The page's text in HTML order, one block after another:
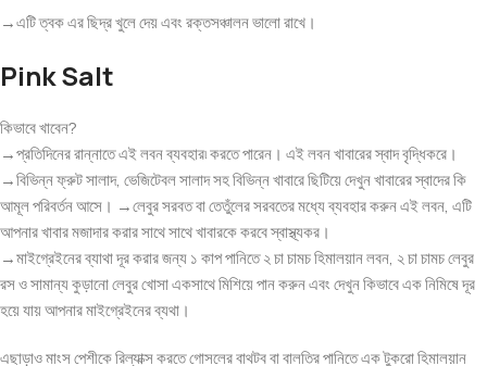
→এটি ত্বক এর ছিদ্র খুলে দেয় এবং রক্তসঞ্চালন ভালো রাখে।
Pink Salt
কিভাবে খাবেন?
→প্রতিদিনের রান্নাতে এই লবন ব্যবহার৷ করতে পারেন। এই লবন খাবারের স্বাদ বৃদ্ধিকরে।
→বিভিন্ন ফ্রুট সালাদ, ভেজিটেবল সালাদ সহ বিভিন্ন খাবারে ছিটিয়ে দেখুন খাবারের স্বাদের কি
আমূল পরিবর্তন আসে। →লেবুর সরবত বা তেতুঁলের সরবতের মধ্যে ব্যবহার করুন এই লবন, এটি
আপনার খাবার মজাদার করার সাথে সাথে খাবারকে করবে স্বাস্থ্যকর।
→মাইগ্রেইনের ব্যাথা দূর করার জন্য ১ কাপ পানিতে ২ চা চামচ হিমালয়ান লবন, ২ চা চামচ লেবুর
রস ও সামান্য কুড়ানো লেবুর খোসা একসাথে মিশিয়ে পান করুন এবং দেখুন কিভাবে এক নিমিষে দূর
হয়ে যায় আপনার মাইগ্রেইনের ব্যথা।
এছাড়াও মাংস পেশীকে রিল্যাক্স করতে গোসলের বাথটব বা বালতির পানিতে এক টুকরো হিমালয়ান